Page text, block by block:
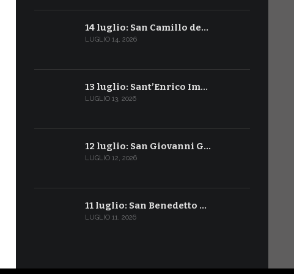
14 luglio: San Camillo de…
LUGLIO 14, 2026
13 luglio: Sant’Enrico Im…
LUGLIO 13, 2026
12 luglio: San Giovanni G…
LUGLIO 12, 2026
11 luglio: San Benedetto …
LUGLIO 11, 2026